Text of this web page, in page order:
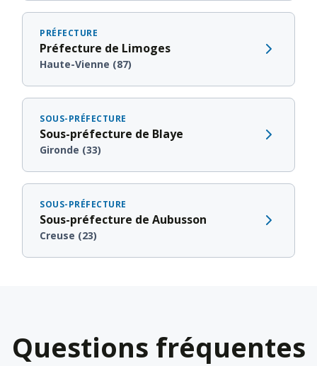
PRÉFECTURE
Préfecture de Limoges
Haute-Vienne (87)
SOUS-PRÉFECTURE
Sous-préfecture de Blaye
Gironde (33)
SOUS-PRÉFECTURE
Sous-préfecture de Aubusson
Creuse (23)
Questions fréquentes